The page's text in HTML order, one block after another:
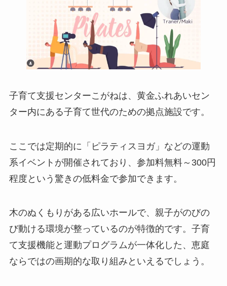
子育て支援センターこがねは、黄金ふれあいセン
ター内にある子育て世代のための拠点施設です。
ここでは定期的に「ピラティスヨガ」などの運動
系イベントが開催されており、参加料無料～300円
程度という驚きの低料金で参加できます。
木のぬくもりがある広いホールで、親子がのびの
び動ける環境が整っているのが特徴的です。子育
て支援機能と運動プログラムが一体化した、恵庭
ならではの画期的な取り組みといえるでしょう。